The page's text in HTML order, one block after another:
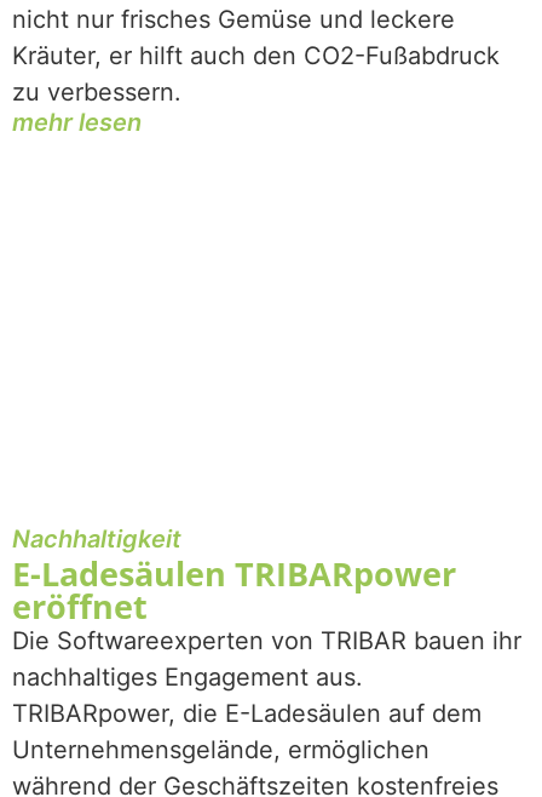
nicht nur frisches Gemüse und leckere
Kräuter, er hilft auch den CO2-Fußabdruck
zu verbessern.
mehr lesen
Nachhaltigkeit
E-Ladesäulen TRIBARpower
eröffnet
Die Softwareexperten von TRIBAR bauen ihr
nachhaltiges Engagement aus.
TRIBARpower, die E-Ladesäulen auf dem
Unternehmensgelände, ermöglichen
während der Geschäftszeiten kostenfreies